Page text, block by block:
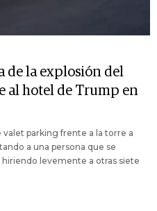
de la explosión del
al hotel de Trump en
parking frente a la torre a
a una persona que se
levemente a otras siete